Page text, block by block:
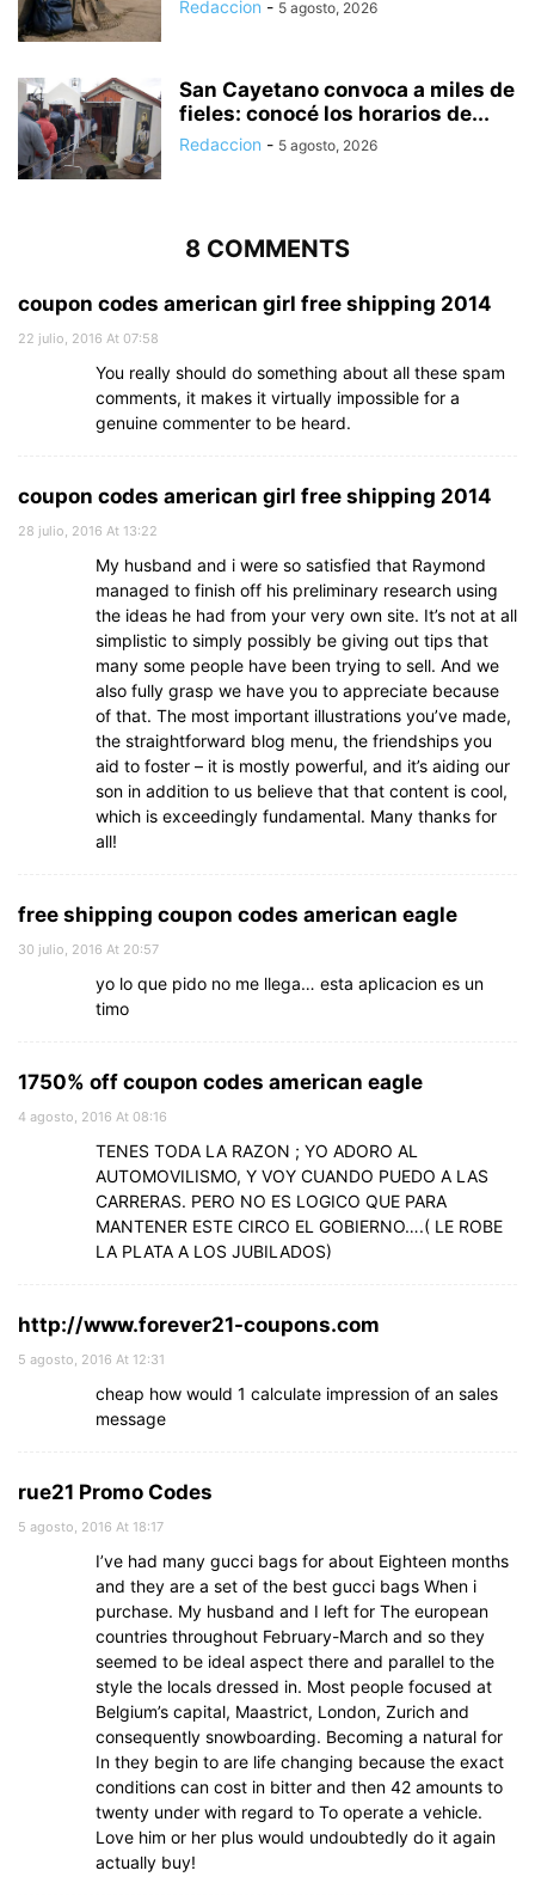
Redaccion - 5 agosto, 2026
San Cayetano convoca a miles de
fieles: conocé los horarios de...
Redaccion - 5 agosto, 2026
8 COMMENTS
coupon codes american girl free shipping 2014
22 julio, 2016 At 07:58
You really should do something about all these spam
comments, it makes it virtually impossible for a
genuine commenter to be heard.
coupon codes american girl free shipping 2014
28 julio, 2016 At 13:22
My husband and i were so satisfied that Raymond
managed to finish off his preliminary research using
the ideas he had from your very own site. It’s not at all
simplistic to simply possibly be giving out tips that
many some people have been trying to sell. And we
also fully grasp we have you to appreciate because
of that. The most important illustrations you’ve made,
the straightforward blog menu, the friendships you
aid to foster – it is mostly powerful, and it’s aiding our
son in addition to us believe that that content is cool,
which is exceedingly fundamental. Many thanks for
all!
free shipping coupon codes american eagle
30 julio, 2016 At 20:57
yo lo que pido no me llega… esta aplicacion es un
timo
1750% off coupon codes american eagle
4 agosto, 2016 At 08:16
TENES TODA LA RAZON ; YO ADORO AL
AUTOMOVILISMO, Y VOY CUANDO PUEDO A LAS
CARRERAS. PERO NO ES LOGICO QUE PARA
MANTENER ESTE CIRCO EL GOBIERNO….( LE ROBE
LA PLATA A LOS JUBILADOS)
http://www.forever21-coupons.com
5 agosto, 2016 At 12:31
cheap how would 1 calculate impression of an sales
message
rue21 Promo Codes
5 agosto, 2016 At 18:17
I’ve had many gucci bags for about Eighteen months
and they are a set of the best gucci bags When i
purchase. My husband and I left for The european
countries throughout February-March and so they
seemed to be ideal aspect there and parallel to the
style the locals dressed in. Most people focused at
Belgium’s capital, Maastrict, London, Zurich and
consequently snowboarding. Becoming a natural for
In they begin to are life changing because the exact
conditions can cost in bitter and then 42 amounts to
twenty under with regard to To operate a vehicle.
Love him or her plus would undoubtedly do it again
actually buy!